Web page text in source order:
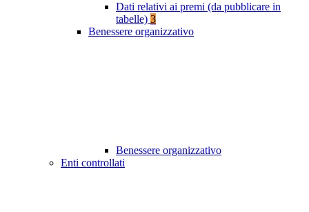
Dati relativi ai premi (da pubblicare in
tabelle) 3
Benessere organizzativo
Benessere organizzativo
Enti controllati